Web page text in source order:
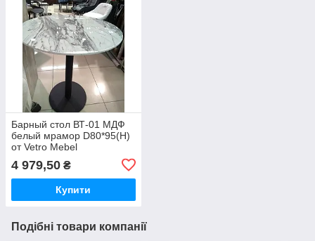
Барный стол ВТ-01 МДФ
белый мрамор D80*95(H)
от Vetro Mebel
4 979,50 ₴
Купити
Подібні товари компанії